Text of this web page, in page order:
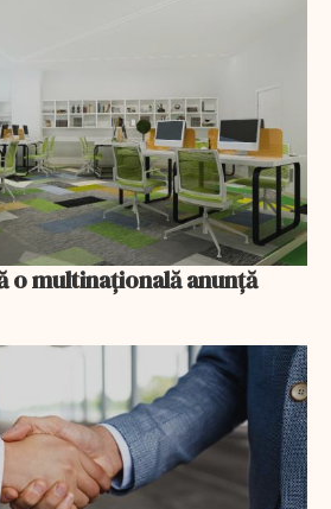
o multinaţională anunţă